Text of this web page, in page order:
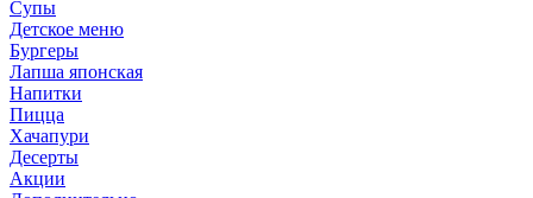
Супы
Детское меню
Бургеры
Лапша японская
Напитки
Пицца
Хачапури
Десерты
Акции